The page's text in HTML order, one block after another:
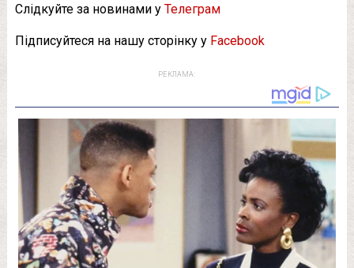
Слідкуйте за новинами у Телеграм
Підписуйтеся на нашу сторінку у Facebook
РЕКЛАМА: